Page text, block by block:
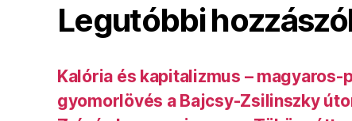
Legutóbbi
Kalória és kapitalizmus – magyaros-
gyomorlövés a Bajcsy-Zsilinszky